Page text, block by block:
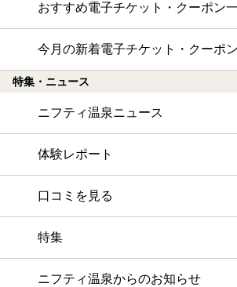
おすすめ電子チケット・クーポン
今月の新着電子チケット・クーポ
特集・ニュース
ニフティ温泉ニュース
体験レポート
口コミを見る
特集
ニフティ温泉からのお知らせ